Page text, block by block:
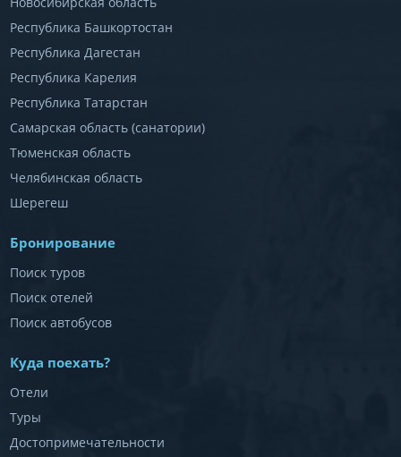
Республика Башкортостан
Республика Дагестан
Республика Карелия
Республика Татарстан
Самарская область (санатории)
Тюменская область
Челябинская область
Шерегеш
Бронирование
Поиск туров
Поиск отелей
Поиск автобусов
Куда поехать?
Отели
Туры
Достопримечательности